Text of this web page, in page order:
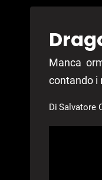
Manca
contando i
Di Salvatore